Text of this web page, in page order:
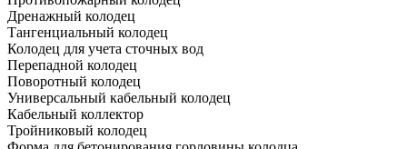
Дренажный колодец
Тангенциальный колодец
Колодец для учета сточных вод
Перепадной колодец
Поворотный колодец
Универсальный кабельный колодец
Кабельный коллектор
Тройниковый колодец